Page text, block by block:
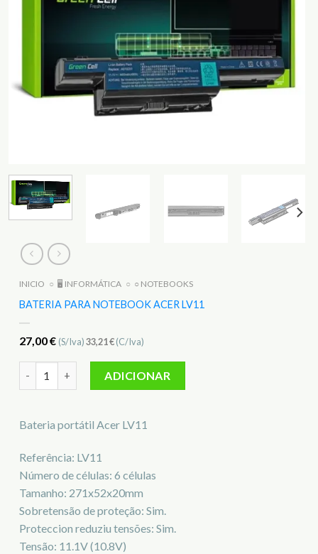
INICIO ○ 🖥️ INFORMÁTICA ○ ○ NOTEBOOKS
BATERIA PARA NOTEBOOK ACER LV11
27,00€ (S/Iva)33,21€(C/Iva)
ADICIONAR
Bateria portátil Acer LV11
Referência: LV11
Número de células: 6 células
Tamanho: 271x52x20mm
Sobretensão de proteção: Sim.
Proteccion reduziu tensões: Sim.
Tensão: 11.1V (10.8V)